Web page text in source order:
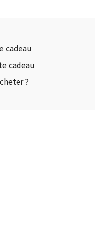
cadeau
cadeau
?